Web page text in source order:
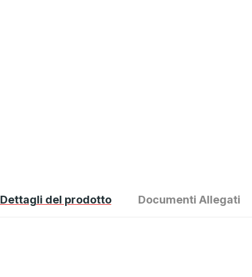
Dettagli del prodotto Documenti Allegati